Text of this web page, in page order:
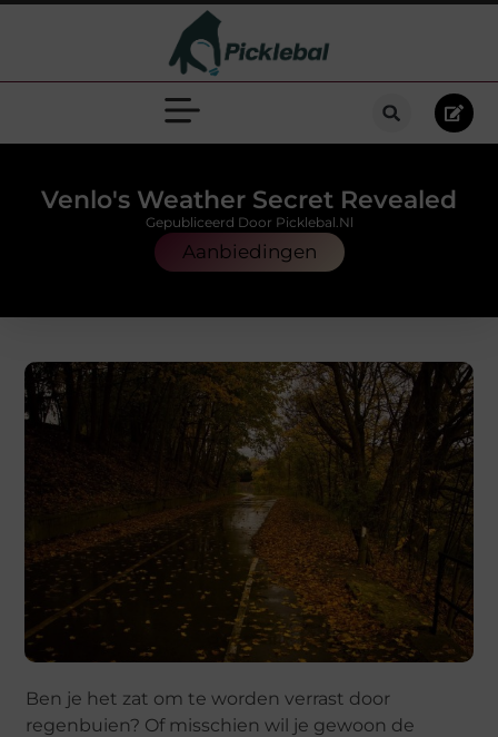
Venlo's Weather Secret Revealed
Aanbiedingen
Gepubliceerd Door Picklebal.nl
Ben je het zat om te worden verrast door
regenbuien? Of misschien wil je gewoon de